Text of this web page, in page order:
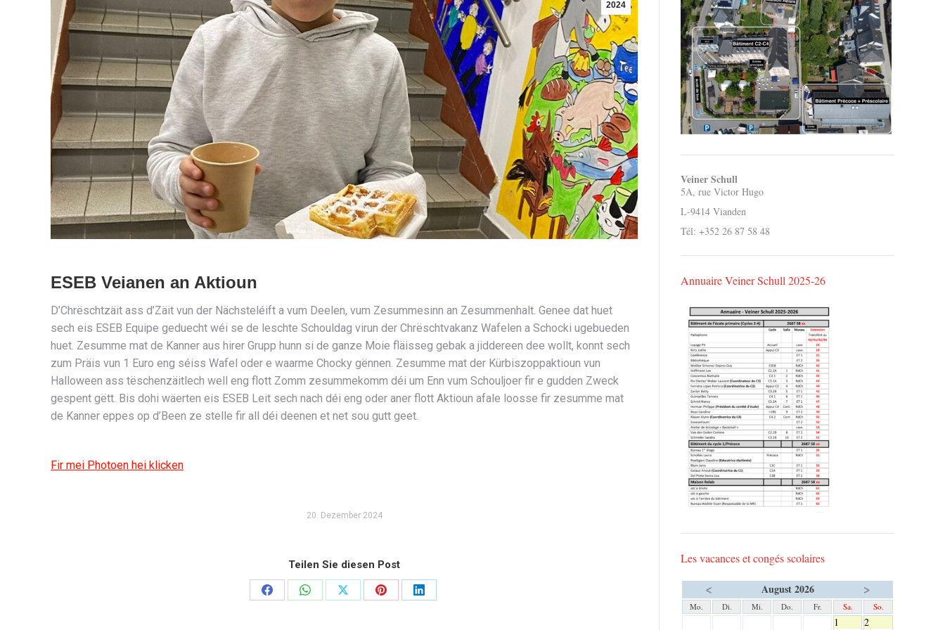
2024
ESEB Veianen an Aktioun
D’Chrëschtzäit ass d’Zäit vun der Nächsteléift a vum Deelen, vum Zesummesinn an Zesummenhalt. Genee dat huet
sech eis ESEB Equipe geduecht wéi se de leschte Schouldag virun der Chrëschtvakanz Wafelen a Schocki ugebueden
huet. Zesumme mat de Kanner aus hirer Grupp hunn si de ganze Moie fläisseg gebak a jiddereen dee wollt, konnt sech
zum Präis vun 1 Euro eng séiss Wafel oder e waarme Chocky gënnen. Zesumme mat der Kürbiszoppaktioun vun
Halloween ass tëschenzäitlech well eng flott Zomm zesummekomm déi um Enn vum Schouljoer fir e gudden Zweck
gespent gëtt. Bis dohi wäerten eis ESEB Leit sech nach déi eng oder aner flott Aktioun afale loosse fir zesumme mat
de Kanner eppes op d’Been ze stelle fir all déi deenen et net sou gutt geet.
Fir mei Photoen hei klicken
20. Dezember 2024
Teilen Sie diesen Post
Share
Share
Share
Share
Share
Veiner Schull
5A, rue Victor Hugo
L-9414 Vianden
Tél: +352 26 87 58 48
Annuaire Veiner Schull 2025-26
Les vacances et congés scolaires
< August 2026 >
Mo. Di. Mi. Do. Fr. Sa. So.
1
2